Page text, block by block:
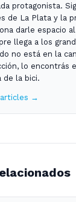
protagonista.
de La Plata y la
darle espacio
llega a los
no está en la
lo encontrás
de la bici.
articles →